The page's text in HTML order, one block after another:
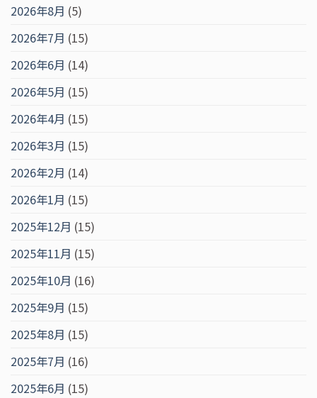
2026年8月 (5)
2026年7月 (15)
2026年6月 (14)
2026年5月 (15)
2026年4月 (15)
2026年3月 (15)
2026年2月 (14)
2026年1月 (15)
2025年12月 (15)
2025年11月 (15)
2025年10月 (16)
2025年9月 (15)
2025年8月 (15)
2025年7月 (16)
2025年6月 (15)